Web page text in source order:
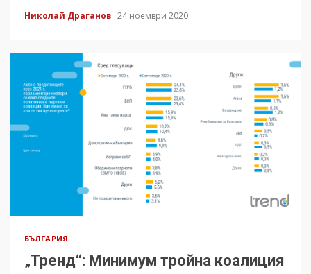
Николай Драганов 24 ноември 2020
БЪЛГАРИЯ
„Тренд“: Минимум тройна коалиция